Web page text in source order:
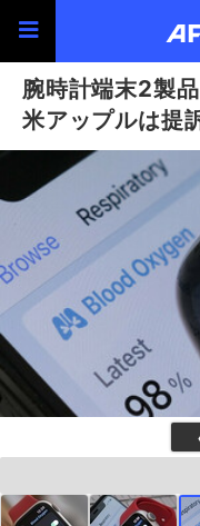
腕時計端末2製
米アップルは提